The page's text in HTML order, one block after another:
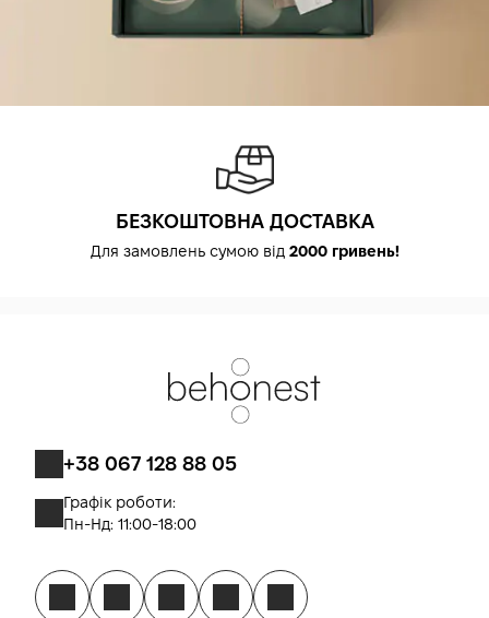
БЕЗКОШТОВНА ДОСТАВКА
Для замовлень сумою від 2000 гривень!
+38 067 128 88 05
Графік роботи:
Пн-Нд: 11:00-18:00